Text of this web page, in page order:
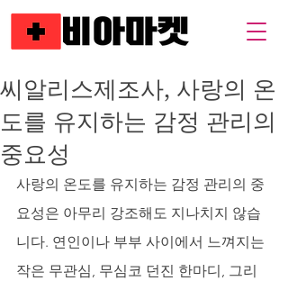
씨알리스제조사, 사랑의 온
도를 유지하는 감정 관리의
중요성
사랑의 온도를 유지하는 감정 관리의 중
요성은 아무리 강조해도 지나치지 않습
니다. 연인이나 부부 사이에서 느껴지는
작은 무관심, 무심코 던진 한마디, 그리